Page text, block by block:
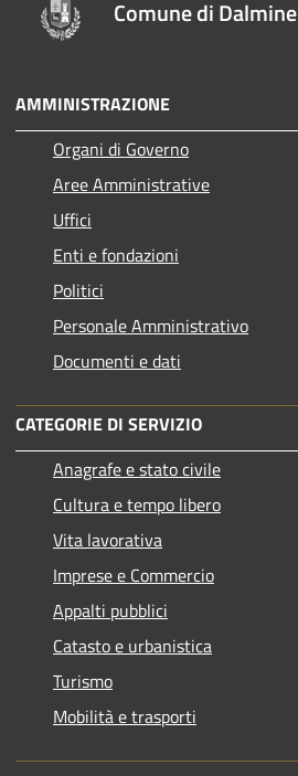
Comune di Dalmine
AMMINISTRAZIONE
Organi di Governo
Aree Amministrative
Uffici
Enti e fondazioni
Politici
Personale Amministrativo
Documenti e dati
CATEGORIE DI SERVIZIO
Anagrafe e stato civile
Cultura e tempo libero
Vita lavorativa
Imprese e Commercio
Appalti pubblici
Catasto e urbanistica
Turismo
Mobilità e trasporti